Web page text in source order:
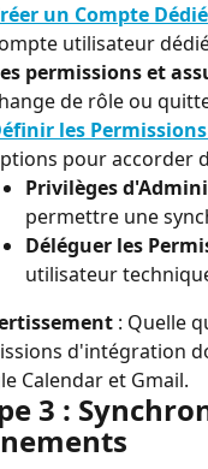
un Compte Dédié
utilisateur
permissions et
de rôle ou
les
pour accorder
Privilèges
permettre une
Déléguer les
utilisateur
: Quelle
d'intégration
Calendar et Gmail.
3 :